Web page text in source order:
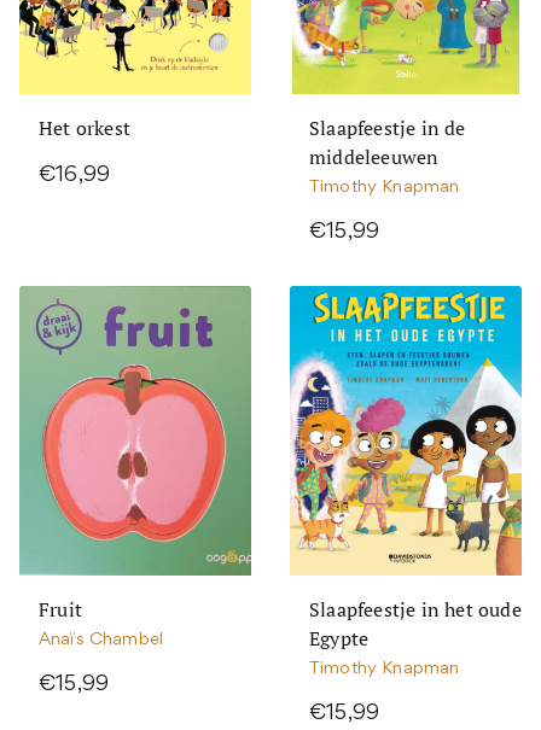
Het orkest
€16,99
Slaapfeestje in de
middeleeuwen
Timothy Knapman
€15,99
Fruit
Anaïs Chambel
€15,99
Slaapfeestje in het oude
Egypte
Timothy Knapman
€15,99